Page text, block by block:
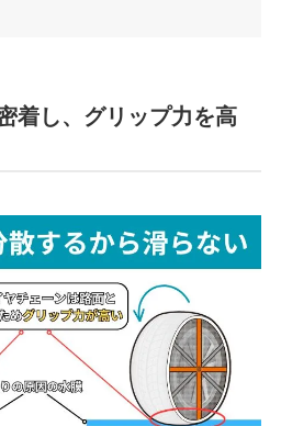
着し、グリップ力を高